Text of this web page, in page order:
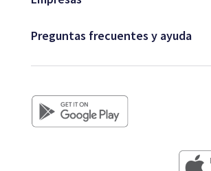
Preguntas frecuentes y ayuda